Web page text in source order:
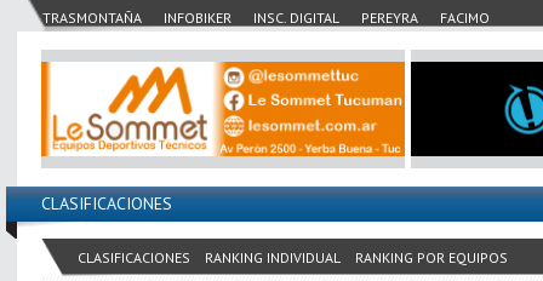
TRASMONTAÑA INFOBIKER INSC. DIGITAL PEREYRA FACIMO
CLASIFICACIONES
CLASIFICACIONES RANKING INDIVIDUAL RANKING POR EQUIPOS